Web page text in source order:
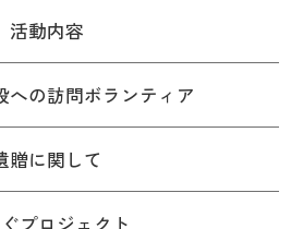
活動内容
への訪問ボランティア
贈に関して
プロジェクト